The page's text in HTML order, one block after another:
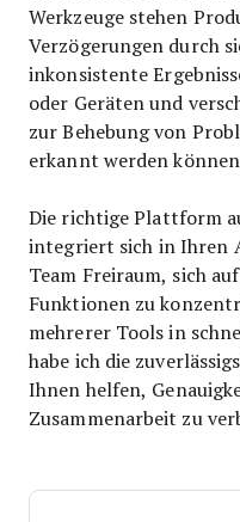
Werkzeuge stehen
Verzögerungen durch
inkonsistente
oder Geräten und
zur Behebung von
erkannt werden
Die richtige Plattform
integriert sich in Ihren
Team Freiraum, sich
Funktionen zu
mehrerer Tools in
habe ich die
Ihnen helfen,
Zusammenarbeit zu